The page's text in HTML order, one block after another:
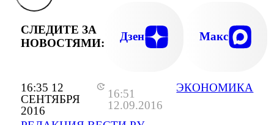
16:35 12
СЕНТЯБРЯ
2016
16:51
12.09.2016
ЭКОНОМИКА
СЛЕДИТЕ ЗА
НОВОСТЯМИ:
Дзен Макс